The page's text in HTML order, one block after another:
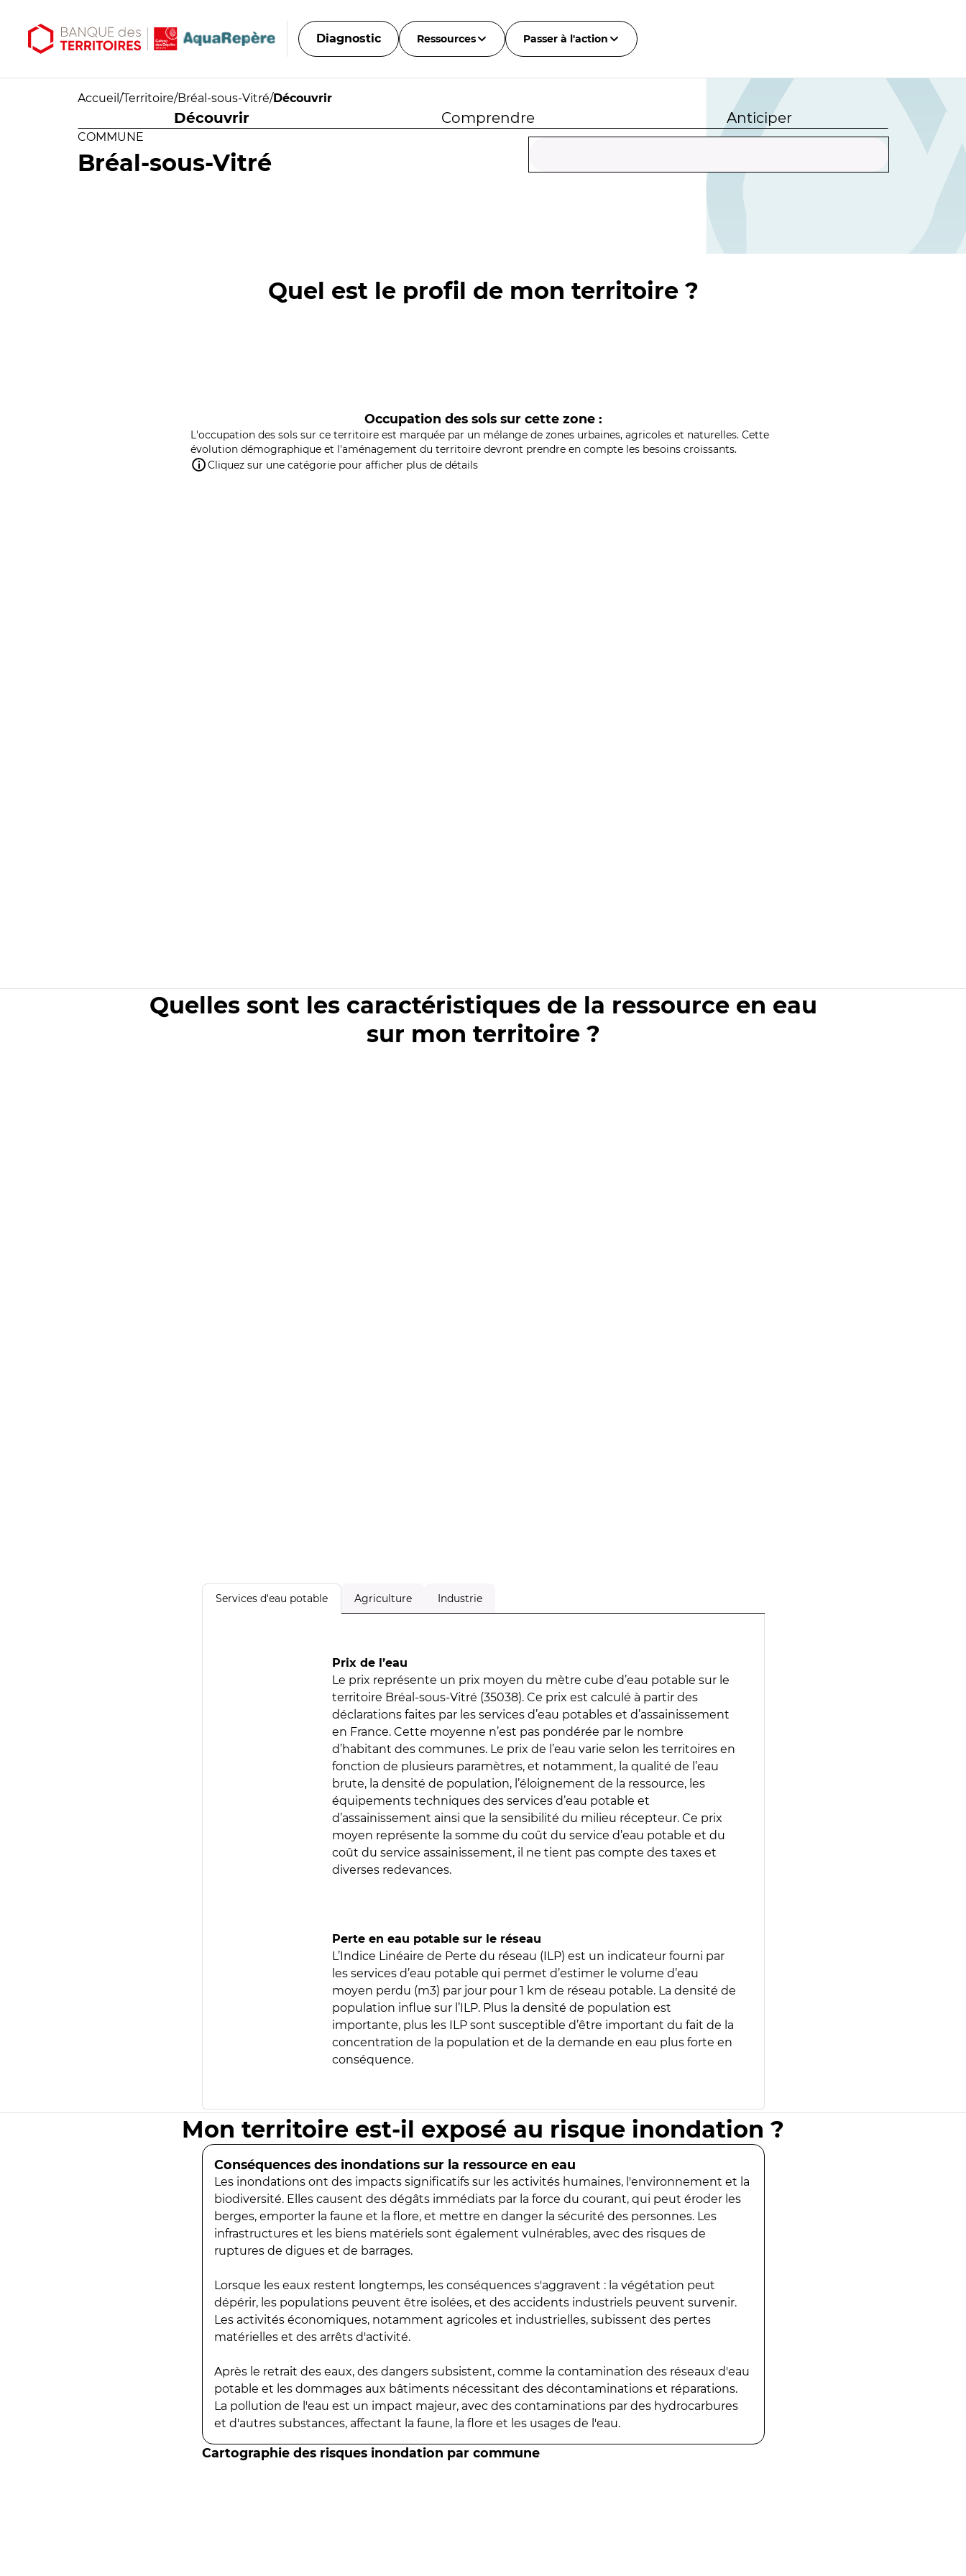
Diagnostic Ressources Passer à l'action
Accueil /Territoire/Bréal-sous-Vitré/Découvrir
Découvrir Comprendre Anticiper
COMMUNE
Bréal-sous-Vitré
Quel est le profil de mon territoire ?
Occupation des sols sur cette zone :
L'occupation des sols sur ce territoire est marquée par un mélange de zones urbaines, agricoles et naturelles. Cette
évolution démographique et l'aménagement du territoire devront prendre en compte les besoins croissants.
Cliquez sur une catégorie pour afficher plus de détails
Quelles sont les caractéristiques de la ressource en eau
sur mon territoire ?
Services d'eau potable Agriculture Industrie
Prix de l’eau
Le prix représente un prix moyen du mètre cube d’eau potable sur le
territoire Bréal-sous-Vitré (35038). Ce prix est calculé à partir des
déclarations faites par les services d’eau potables et d’assainissement
en France. Cette moyenne n’est pas pondérée par le nombre
d’habitant des communes. Le prix de l’eau varie selon les territoires en
fonction de plusieurs paramètres, et notamment, la qualité de l’eau
brute, la densité de population, l’éloignement de la ressource, les
équipements techniques des services d’eau potable et
d’assainissement ainsi que la sensibilité du milieu récepteur. Ce prix
moyen représente la somme du coût du service d’eau potable et du
coût du service assainissement, il ne tient pas compte des taxes et
diverses redevances.
Perte en eau potable sur le réseau
L’Indice Linéaire de Perte du réseau (ILP) est un indicateur fourni par
les services d’eau potable qui permet d’estimer le volume d’eau
moyen perdu (m3) par jour pour 1 km de réseau potable. La densité de
population influe sur l’ILP. Plus la densité de population est
importante, plus les ILP sont susceptible d’être important du fait de la
concentration de la population et de la demande en eau plus forte en
conséquence.
Mon territoire est-il exposé au risque inondation ?
Conséquences des inondations sur la ressource en eau
Les inondations ont des impacts significatifs sur les activités humaines, l'environnement et la
biodiversité. Elles causent des dégâts immédiats par la force du courant, qui peut éroder les
berges, emporter la faune et la flore, et mettre en danger la sécurité des personnes. Les
infrastructures et les biens matériels sont également vulnérables, avec des risques de
ruptures de digues et de barrages.
Lorsque les eaux restent longtemps, les conséquences s'aggravent : la végétation peut
dépérir, les populations peuvent être isolées, et des accidents industriels peuvent survenir.
Les activités économiques, notamment agricoles et industrielles, subissent des pertes
matérielles et des arrêts d'activité.
Après le retrait des eaux, des dangers subsistent, comme la contamination des réseaux d'eau
potable et les dommages aux bâtiments nécessitant des décontaminations et réparations.
La pollution de l'eau est un impact majeur, avec des contaminations par des hydrocarbures
et d'autres substances, affectant la faune, la flore et les usages de l'eau.
Cartographie des risques inondation par commune